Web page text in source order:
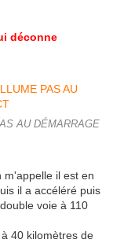
déconne
AU DÉMARRAGE
m'appelle il est en
il a accéléré puis
voie à 110
40 kilomètres de